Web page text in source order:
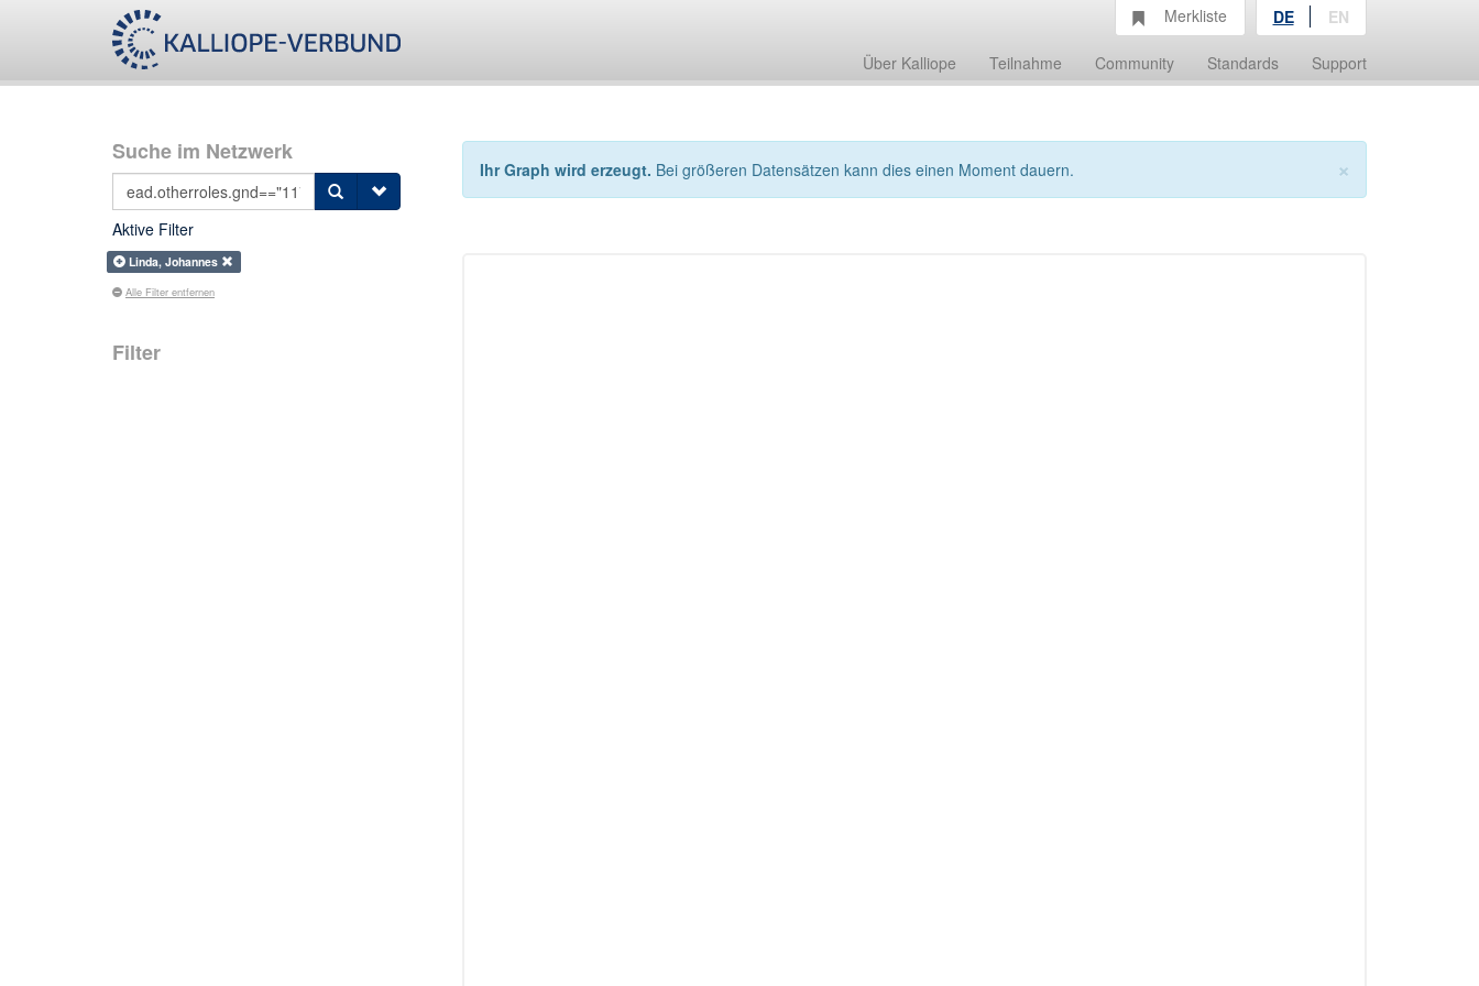
Über Kalliope Teilnahme Community Standards Support
Merkliste DE EN
Suche im Netzwerk
Aktive Filter
Linda, Johannes
Alle Filter entfernen
Filter
×
Ihr Graph wird erzeugt. Bei größeren Datensätzen kann dies einen Moment dauern.